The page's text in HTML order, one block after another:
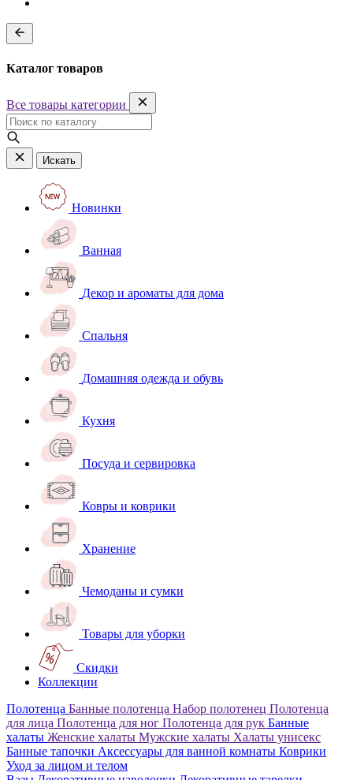
Каталог товаров
Все товары категории
Искать
Новинки
Ванная
Декор и ароматы для дома
Спальня
Домашняя одежда и обувь
Кухня
Посуда и сервировка
Ковры и коврики
Хранение
Чемоданы и сумки
Товары для уборки
Скидки
Коллекции
Полотенца Банные полотенца Набор полотенец Полотенца
для лица Полотенца для ног Полотенца для рук Банные
халаты Женские халаты Мужские халаты Халаты унисекс
Банные тапочки Аксессуары для ванной комнаты Коврики
Уход за лицом и телом